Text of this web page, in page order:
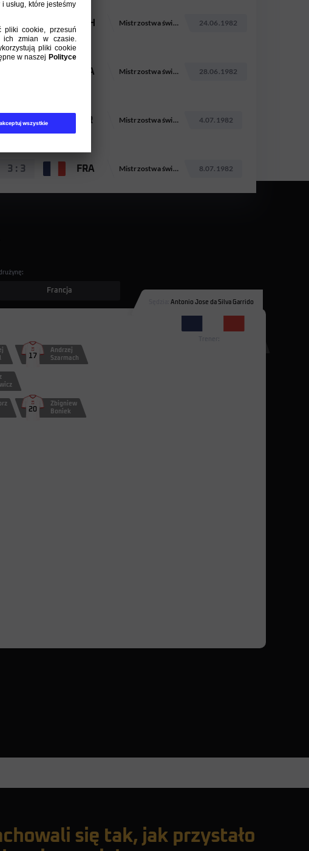
TCH Mistrzostwa świata 1982 24.06.1982
FRA Mistrzostwa świata 1982 28.06.1982
4 : 1 NIR Mistrzostwa świata 1982 4.07.1982
3 : 3 FRA Mistrzostwa świata 1982 8.07.1982
Francja
Antonio Jose da Silva Garrido
17
Andrzej
Szarmach
20
Zbigniew
Boniek
się tak, jak przystało